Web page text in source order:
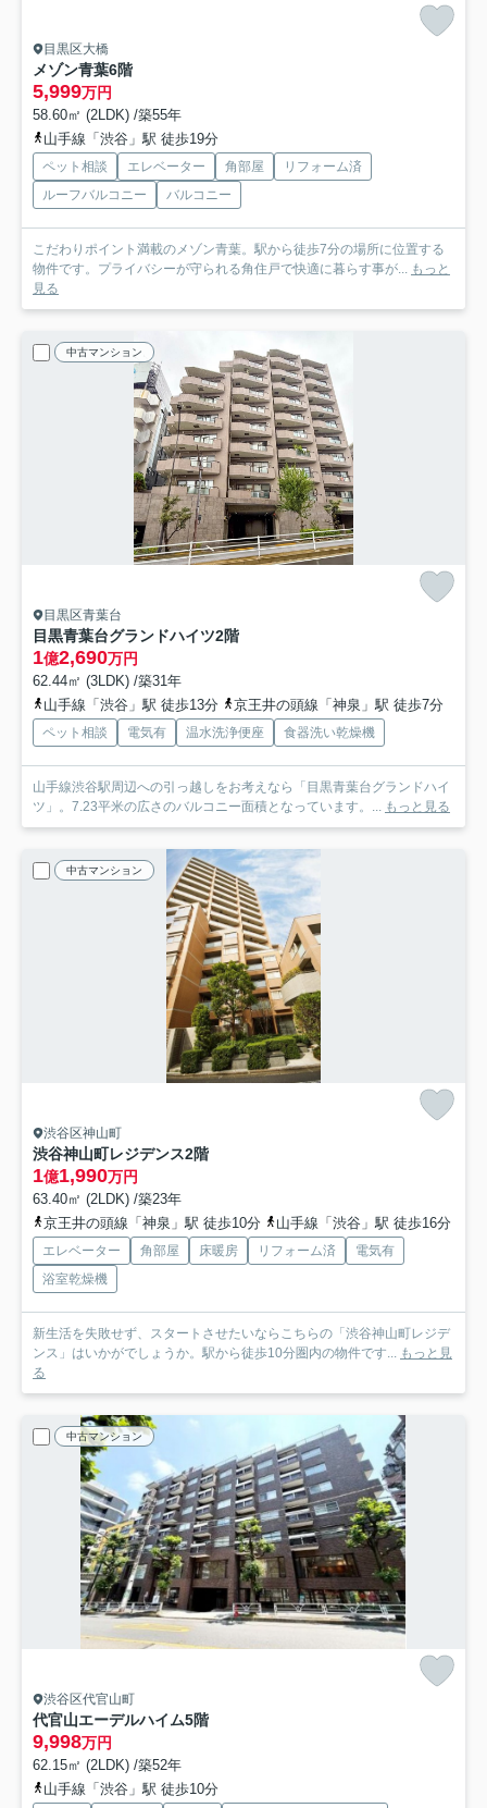
目黒区大橋
メゾン青葉6階
5,999万円
58.60㎡ (2LDK) /築55年
山手線「渋谷」駅 徒歩19分
ペット相談 エレベーター 角部屋
リフォーム済
ルーフバルコニー
バルコニー
こだわりポイント満載のメゾン青葉。駅から徒歩7分の場所に位置する
物件です。プライバシーが守られる角住戸で快適に暮らす事が... もっと
見る
中古マンション
目黒区青葉台
目黒青葉台グランドハイツ2階
1億2,690万円
62.44㎡ (3LDK) /築31年
山手線「渋谷」駅 徒歩13分
京王井の頭線「神泉」駅 徒歩7分
ペット相談 電気有 温水洗浄便座 食器洗い乾燥機
山手線渋谷駅周辺への引っ越しをお考えなら「目黒青葉台グランドハイ
ツ」。7.23平米の広さのバルコニー面積となっています。... もっと見る
中古マンション
渋谷区神山町
渋谷神山町レジデンス2階
1億1,990万円
63.40㎡ (2LDK) /築23年
京王井の頭線「神泉」駅 徒歩10分
山手線「渋谷」駅 徒歩16分
エレベーター 角部屋 床暖房 リフォーム済
電気有
浴室乾燥機
新生活を失敗せず、スタートさせたいならこちらの「渋谷神山町レジデ
ンス」はいかがでしょうか。駅から徒歩10分圏内の物件です... もっと見
る
中古マンション
渋谷区代官山町
代官山エーデルハイム5階
9,998万円
62.15㎡ (2LDK) /築52年
山手線「渋谷」駅 徒歩10分